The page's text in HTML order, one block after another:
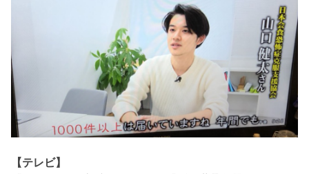
【テレビ】